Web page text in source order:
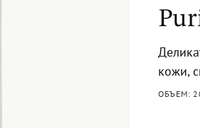
кожи,
ОБЪЕМ: